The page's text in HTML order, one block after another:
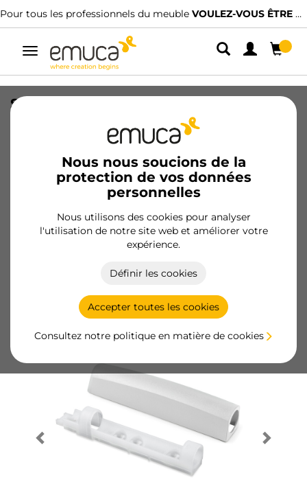
Pour tous les professionnels du meuble VOULEZ-VOUS ÊTRE CLIENT ?
Alterner
navigation
Nous nous soucions de la
protection de vos données
personnelles
Nous utilisons des cookies pour analyser
l'utilisation de notre site web et améliorer votre
expérience.
Définir les cookies
Accepter toutes les cookies
Consultez notre politique en matière de cookies
Support avec plaque à visser sur
meuble Push Latch, pour une longueur
de 76,5 et 80mm, Plastique, Gris
2005121/EAN 8432393133126
Produits essentiels
Devenir client